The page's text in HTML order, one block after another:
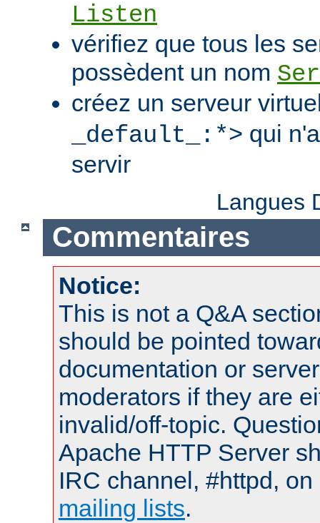
Listen
vérifiez que tous les
possèdent un nom
créez un serveur
_default_:*> qui
servir
Langues
Commentaires
Notice:
This is not a Q&A
should be pointed
documentation or
moderators if they are
invalid/off-topic.
Apache HTTP Server
IRC channel, #httpd,
mailing lists.